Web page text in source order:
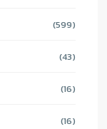
(599)
(43)
(16)
(16)